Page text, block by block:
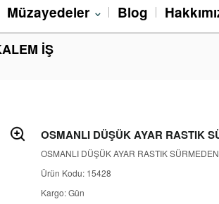
Müzayedeler Blog
İŞ
OSMANLI DÜŞÜK AYAR RASTIK
OSMANLI DÜŞÜK AYAR RASTIK
Ürün Kodu: 15428
Kargo: Gün